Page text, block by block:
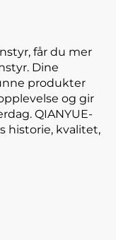
får du mer
Dine
produkter
og gir
QIANYUE-
historie, kvalitet,